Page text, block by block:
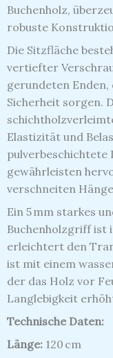
Buchenholz,
robuste
Die Sitzfläche
vertiefter
gerundeten
Sicherheit sorgen.
Elastizität und
pulverbeschichtete
gewährleisten
verschneiten
Ein 5 mm starkes
Buchenholzgriff ist
erleichtert den
ist mit einem
der das Holz vor
Langlebigkeit
Technische Daten:
Länge: 120 cm